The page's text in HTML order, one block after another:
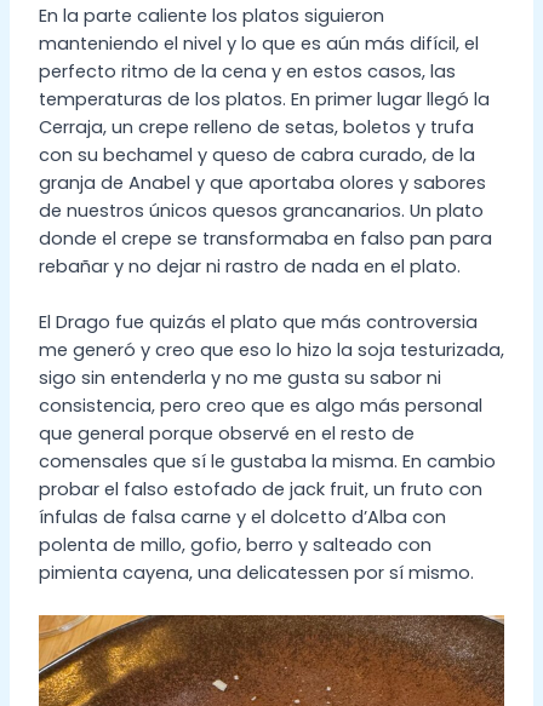
En la parte caliente los platos siguieron
manteniendo el nivel y lo que es aún más difícil, el
perfecto ritmo de la cena y en estos casos, las
temperaturas de los platos. En primer lugar llegó la
Cerraja, un crepe relleno de setas, boletos y trufa
con su bechamel y queso de cabra curado, de la
granja de Anabel y que aportaba olores y sabores
de nuestros únicos quesos grancanarios. Un plato
donde el crepe se transformaba en falso pan para
rebañar y no dejar ni rastro de nada en el plato.
El Drago fue quizás el plato que más controversia
me generó y creo que eso lo hizo la soja testurizada,
sigo sin entenderla y no me gusta su sabor ni
consistencia, pero creo que es algo más personal
que general porque observé en el resto de
comensales que sí le gustaba la misma. En cambio
probar el falso estofado de jack fruit, un fruto con
ínfulas de falsa carne y el dolcetto d’Alba con
polenta de millo, gofio, berro y salteado con
pimienta cayena, una delicatessen por sí mismo.